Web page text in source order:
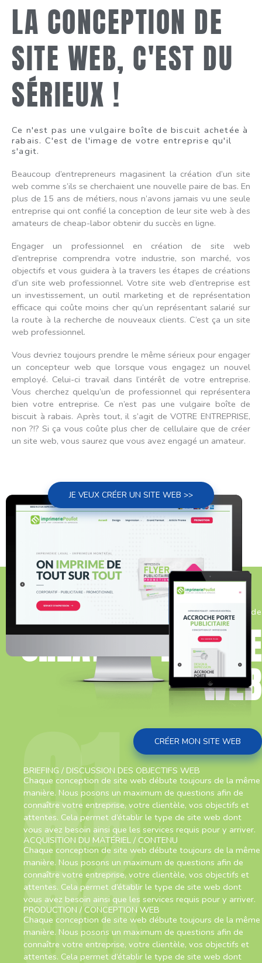
LA CONCEPTION DE
SITE WEB, C'EST DU
SÉRIEUX !
Ce n'est pas une vulgaire boîte de biscuit achetée à
rabais. C'est de l'image de votre entreprise qu'il
s'agit.
Beaucoup d’entrepreneurs magasinent la création d’un site
web comme s’ils se cherchaient une nouvelle paire de bas. En
plus de 15 ans de métiers, nous n’avons jamais vu une seule
entreprise qui ont confié la conception de leur site web à des
amateurs de cheap-labor obtenir du succès en ligne.
Engager un professionnel en création de site web
d’entreprise comprendra votre industrie, son marché, vos
objectifs et vous guidera à la travers les étapes de créations
d’un site web professionnel. Votre site web d’entreprise est
un investissement, un outil marketing et de représentation
efficace qui coûte moins cher qu’un représentant salarié sur
la route à la recherche de nouveaux clients. C’est ça un site
web professionnel.
Vous devriez toujours prendre le même sérieux pour engager
un concepteur web que lorsque vous engagez un nouvel
employé. Celui-ci travail dans l’intérêt de votre entreprise.
Vous cherchez quelqu’un de professionnel qui représentera
bien votre entreprise. Ce n’est pas une vulgaire boîte de
biscuit à rabais. Après tout, il s’agit de VOTRE ENTREPRISE,
non ?!? Si ça vous coûte plus cher de cellulaire que de créer
un site web, vous saurez que vous avez engagé un amateur.
JE VEUX CRÉER UN SITE WEB >>
Le processus de
CRÉATION DE SITE
WEB
CRÉER MON SITE WEB
01
BRIEFING / DISCUSSION DES OBJECTIFS WEB
Chaque conception de site web débute toujours de la même
manière. Nous posons un maximum de questions afin de
connaître votre entreprise, votre clientèle, vos objectifs et
attentes. Cela permet d’établir le type de site web dont
vous avez besoin ainsi que les services requis pour y arriver.
02
ACQUISITION DU MATÉRIEL / CONTENU
Chaque conception de site web débute toujours de la même
manière. Nous posons un maximum de questions afin de
connaître votre entreprise, votre clientèle, vos objectifs et
attentes. Cela permet d’établir le type de site web dont
vous avez besoin ainsi que les services requis pour y arriver.
03
PRODUCTION / CONCEPTION WEB
Chaque conception de site web débute toujours de la même
manière. Nous posons un maximum de questions afin de
connaître votre entreprise, votre clientèle, vos objectifs et
attentes. Cela permet d’établir le type de site web dont